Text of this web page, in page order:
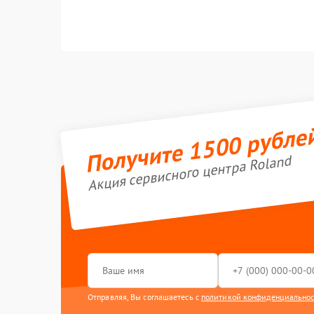
Получите 1500
Акция сервисного центра Roland
Отправляя, Вы соглашаетесь с политикой